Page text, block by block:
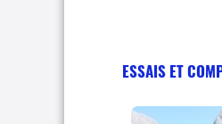
ESSAIS ET